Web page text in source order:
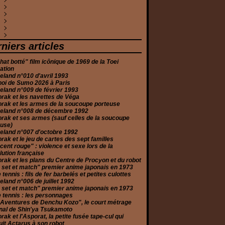
(2)
(2)
(2)
(2)
(1)
(4)
(1)
(3)
(5)
(6)
(1)
(5)
(2)
(2)
(1)
(3)
(4)
(1)
(2)
(2)
(2)
(4)
(2)
(1)
(3)
(1)
(2)
(2)
(2)
(2)
(2)
(3)
(2)
(2)
(2)
(2)
(2)
(2)
(3)
(2)
(2)
(3)
(2)
(3)
(3)
(4)
(6)
(4)
(11)
articles
botté" film icônique de 1969 de la Toei
n°010 d'avril 1993
de Sumo 2026 à Paris
n°009 de février 1993
et les navettes de Véga
et les armes de la soucoupe porteuse
n°008 de décembre 1992
et ses armes (sauf celles de la soucoupe
n°007 d'octobre 1992
et le jeu de cartes des sept familles
rouge" : violence et sexe lors de la
française
et les plans du Centre de Procyon et du robot
set et match" premier anime japonais en 1973
tennis : fils de fer barbelés et petites culottes
n°006 de juillet 1992
set et match" premier anime japonais en 1973
tennis : les personnages
de Denchu Kozo", le court métrage
de Shin'ya Tsukamoto
et l'Asporat, la petite fusée tape-cul qui
Actarus à son robot